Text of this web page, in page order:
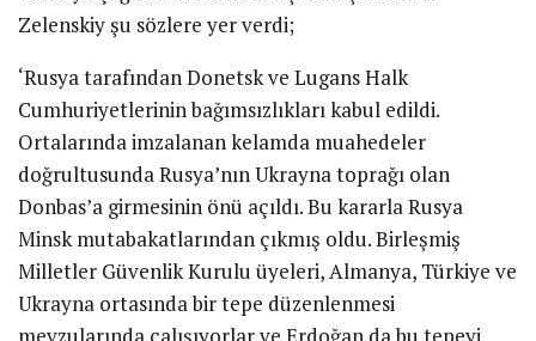
Zelenskiy şu sözlere yer verdi;
‘Rusya tarafından Donetsk ve Lugans Halk
Cumhuriyetlerinin bağımsızlıkları kabul edildi.
Ortalarında imzalanan kelamda muahedeler
doğrultusunda Rusya’nın Ukrayna toprağı olan
Donbas’a girmesinin önü açıldı. Bu kararla Rusya
Minsk mutabakatlarından çıkmış oldu. Birleşmiş
Milletler Güvenlik Kurulu üyeleri, Almanya, Türkiye ve
Ukrayna ortasında bir tepe düzenlenmesi